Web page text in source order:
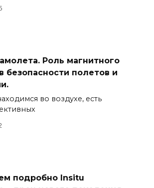
Роль магнитного
безопасности полетов и
во воздухе, есть
подробно Insitu